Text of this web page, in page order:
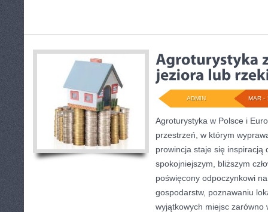
MAR -
ADMIN
Agroturystyka w Polsce i
przestrzeń, w którym
prowincja staje się inspiracją
spokojniejszym, bliższym
poświęcony odpoczynkowi
gospodarstw, poznawaniu
wyjątkowych miejsc zarówno